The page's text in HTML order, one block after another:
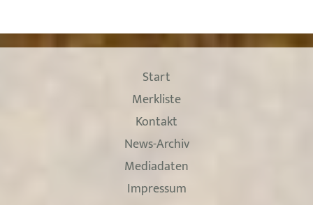
Start
Merkliste
Kontakt
News-Archiv
Mediadaten
Impressum